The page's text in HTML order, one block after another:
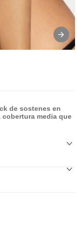
de sostenes en
media que
Cubre Pezón Levanta
Busto Reutilizable